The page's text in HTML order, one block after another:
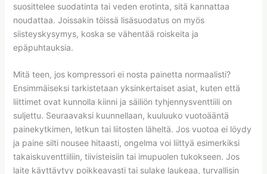
suosittelee suodatinta tai veden erotinta, sitä kannattaa
noudattaa. Joissakin töissä lisäsuodatus on myös
siisteyskysymys, koska se vähentää roiskeita ja
epäpuhtauksia.
Mitä teen, jos kompressori ei nosta painetta normaalisti?
Ensimmäiseksi tarkistetaan yksinkertaiset asiat, kuten että
liittimet ovat kunnolla kiinni ja säiliön tyhjennysventtiili on
suljettu. Seuraavaksi kuunnellaan, kuuluuko vuotoääntä
painekytkimen, letkun tai liitosten läheltä. Jos vuotoa ei löydy
ja paine silti nousee hitaasti, ongelma voi liittyä esimerkiksi
takaiskuventtiiliin, tiivisteisiin tai imupuolen tukokseen. Jos
laite käyttäytyy poikkeavasti tai sulake laukeaa, turvallisin